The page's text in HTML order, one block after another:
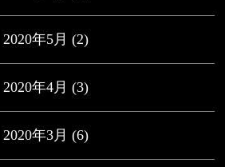
2020年5月 (2)
2020年4月 (3)
2020年3月 (6)